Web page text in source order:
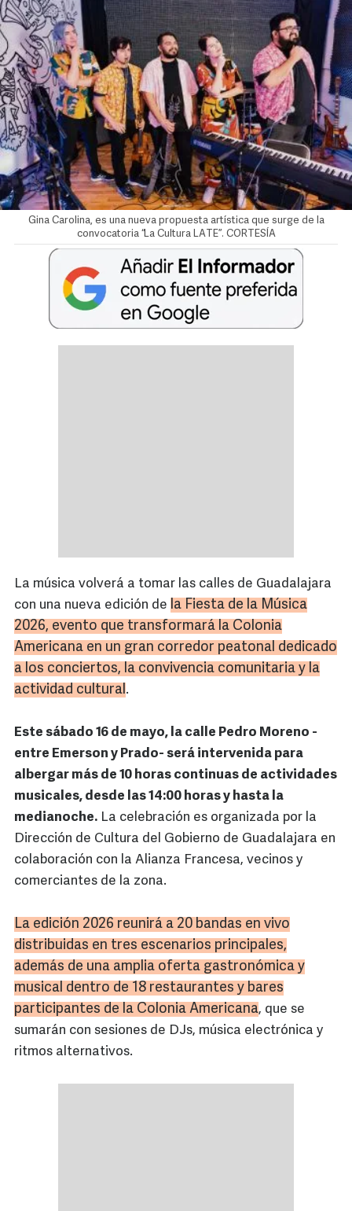
Gina Carolina, es una nueva propuesta artística que surge de la
convocatoria “La Cultura LATE”. CORTESÍA
La música volverá a tomar las calles de Guadalajara
con una nueva edición de la Fiesta de la Música
2026, evento que transformará la Colonia
Americana en un gran corredor peatonal dedicado
a los conciertos, la convivencia comunitaria y la
actividad cultural.
Este sábado 16 de mayo, la calle Pedro Moreno -
entre Emerson y Prado- será intervenida para
albergar más de 10 horas continuas de actividades
musicales, desde las 14:00 horas y hasta la
medianoche. La celebración es organizada por la
Dirección de Cultura del Gobierno de Guadalajara en
colaboración con la Alianza Francesa, vecinos y
comerciantes de la zona.
La edición 2026 reunirá a 20 bandas en vivo
distribuidas en tres escenarios principales,
además de una amplia oferta gastronómica y
musical dentro de 18 restaurantes y bares
participantes de la Colonia Americana, que se
sumarán con sesiones de DJs, música electrónica y
ritmos alternativos.